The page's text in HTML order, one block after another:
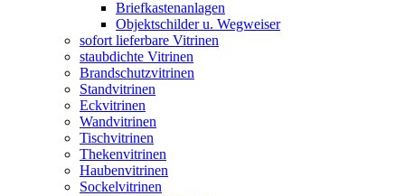
Briefkastenanlagen
Objektschilder u. Wegweiser
sofort lieferbare Vitrinen
staubdichte Vitrinen
Brandschutzvitrinen
Standvitrinen
Eckvitrinen
Wandvitrinen
Tischvitrinen
Thekenvitrinen
Haubenvitrinen
Sockelvitrinen